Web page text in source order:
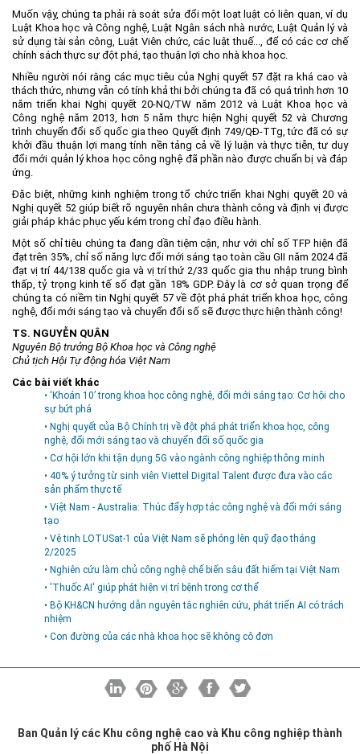
Muốn vậy, chúng ta phải rà soát sửa đổi một loạt luật có liên quan, ví dụ
Luật Khoa học và Công nghệ, Luật Ngân sách nhà nước, Luật Quản lý và
sử dụng tài sản công, Luật Viên chức, các luật thuế..., để có các cơ chế
chính sách thực sự đột phá, tạo thuận lợi cho nhà khoa học.
Nhiều người nói rằng các mục tiêu của Nghị quyết 57 đặt ra khá cao và
thách thức, nhưng vẫn có tính khả thi bởi chúng ta đã có quá trình hơn 10
năm triển khai Nghị quyết 20-NQ/TW năm 2012 và Luật Khoa học và
Công nghệ năm 2013, hơn 5 năm thực hiện Nghị quyết 52 và Chương
trình chuyển đổi số quốc gia theo Quyết định 749/QĐ-TTg, tức đã có sự
khởi đầu thuận lợi mang tính nền tảng cả về lý luận và thực tiễn, tư duy
đổi mới quản lý khoa học công nghệ đã phần nào được chuẩn bị và đáp
ứng.
Đặc biệt, những kinh nghiệm trong tổ chức triển khai Nghị quyết 20 và
Nghị quyết 52 giúp biết rõ nguyên nhân chưa thành công và định vị được
giải pháp khắc phục yếu kém trong chỉ đạo điều hành.
Một số chỉ tiêu chúng ta đang dần tiệm cận, như với chỉ số TFP hiện đã
đạt trên 35%, chỉ số năng lực đổi mới sáng tạo toàn cầu GII năm 2024 đã
đạt vị trí 44/138 quốc gia và vị trí thứ 2/33 quốc gia thu nhập trung bình
thấp, tỷ trọng kinh tế số đạt gần 18% GDP. Đây là cơ sở quan trọng để
chúng ta có niềm tin Nghị quyết 57 về đột phá phát triển khoa học, công
nghệ, đổi mới sáng tạo và chuyển đổi số sẽ được thực hiện thành công!
TS. NGUYỄN QUÂN
Nguyên Bộ trưởng Bộ Khoa học và Công nghệ
Chủ tịch Hội Tự động hóa Việt Nam
Các bài viết khác
• ‘Khoán 10’ trong khoa học công nghệ, đổi mới sáng tạo: Cơ hội cho
sự bứt phá
• Nghị quyết của Bộ Chính trị về đột phá phát triển khoa học, công
nghệ, đổi mới sáng tạo và chuyển đổi số quốc gia
• Cơ hội lớn khi tận dụng 5G vào ngành công nghiệp thông minh
• 40% ý tưởng từ sinh viên Viettel Digital Talent được đưa vào các
sản phẩm thực tế
• Việt Nam - Australia: Thúc đẩy hợp tác công nghệ và đổi mới sáng
tạo
• Vệ tinh LOTUSat-1 của Việt Nam sẽ phóng lên quỹ đạo tháng
2/2025
• Nghiên cứu làm chủ công nghệ chế biến sâu đất hiếm tại Việt Nam
• 'Thuốc AI' giúp phát hiện vị trí bệnh trong cơ thể
• Bộ KH&CN hướng dẫn nguyên tắc nghiên cứu, phát triển AI có trách
nhiệm
• Con đường của các nhà khoa học sẽ không cô đơn
Ban Quản lý các Khu công nghệ cao và Khu công nghiệp thành
phố Hà Nội